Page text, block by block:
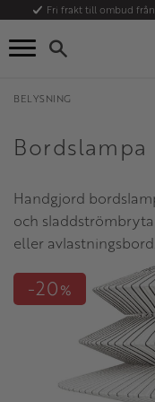
Meny
Fri frakt till ombud
BELYSNING
Handgjord
och
eller avlastningsbord.
20%